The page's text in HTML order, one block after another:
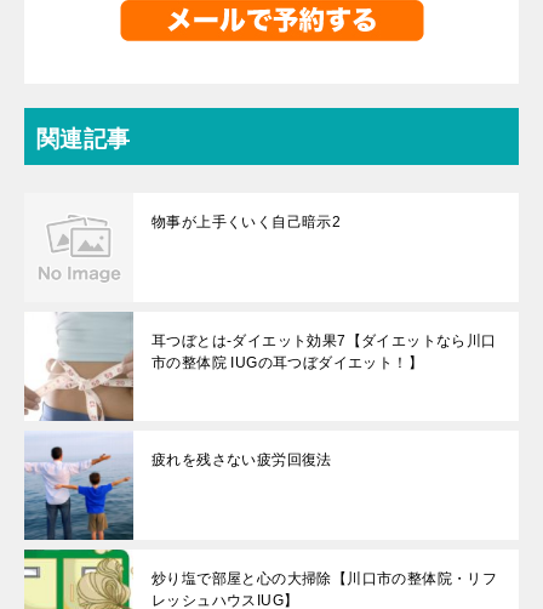
関連記事
物事が上手くいく自己暗示2
耳つぼとは-ダイエット効果7【ダイエットなら川口
市の整体院 IUGの耳つぼダイエット！】
疲れを残さない疲労回復法
炒り塩で部屋と心の大掃除【川口市の整体院・リフ
レッシュハウスIUG】